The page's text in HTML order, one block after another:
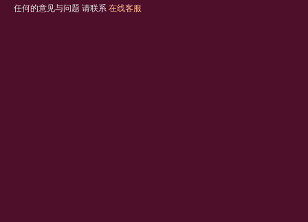
任何的意见与问题 请联系 在线客服